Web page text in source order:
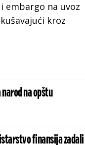
embargo na uvoz
kroz
na opštu